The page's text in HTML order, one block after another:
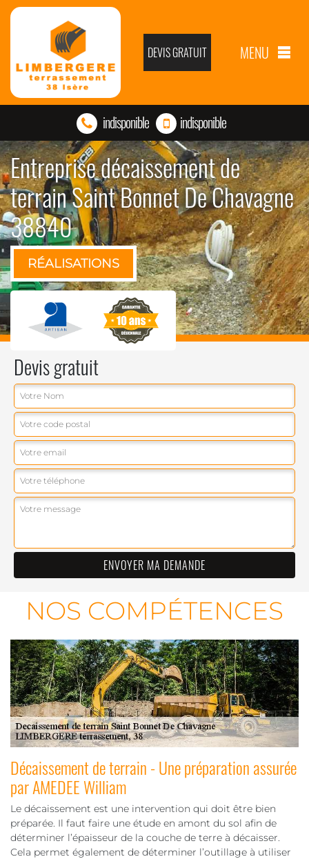
DEVIS GRATUIT MENU
indisponible indisponible
Entreprise décaissement de
terrain Saint Bonnet De Chavagne
38840
RÉALISATIONS
Devis gratuit
NOS COMPÉTENCES
Décaissement de terrain - Une préparation assurée
par AMEDEE William
Le décaissement est une intervention qui doit être bien
préparée. Il faut faire une étude en amont du sol afin de
déterminer l’épaisseur de la couche de terre à décaisser.
Cela permet également de déterminer l’outillage à utiliser